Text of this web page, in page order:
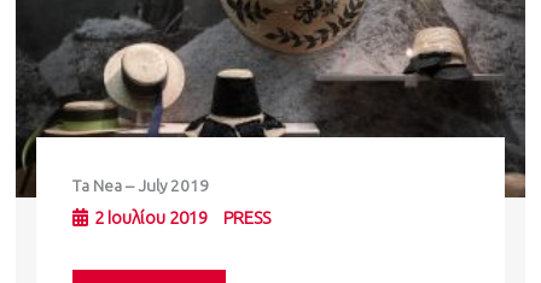
Ta Nea – July 2019
2 Ιουλίου 2019 PRESS